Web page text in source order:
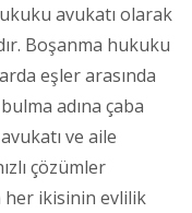
avukatı olarak
Boşanma hukuku
eşler arasında
adına çaba
ve aile
çözümler
her ikisinin evlilik